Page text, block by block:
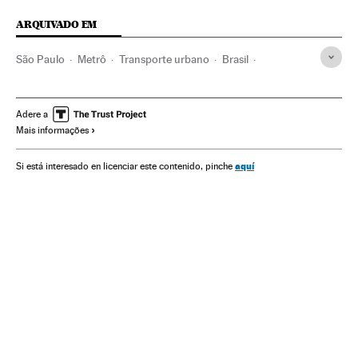
ARQUIVADO EM
São Paulo Metrô Transporte urbano Brasil
América Transporte
Adere a
Mais informações
Si está interesado en licenciar este contenido, pinche aquí